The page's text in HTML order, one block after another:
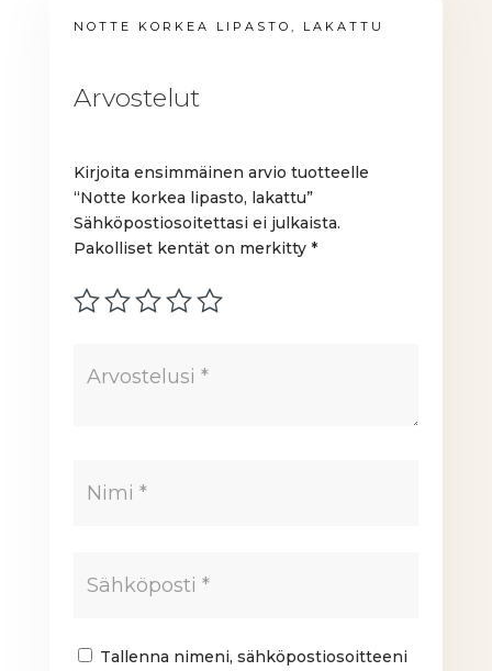
NOTTE KORKEA LIPASTO, LAKATTU
Arvostelut
Kirjoita ensimmäinen arvio tuotteelle
“Notte korkea lipasto, lakattu”
Sähköpostiosoitettasi ei julkaista.
Pakolliset kentät on merkitty*
Tallenna nimeni, sähköpostiosoitteeni